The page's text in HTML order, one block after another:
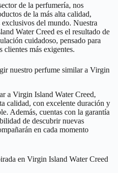
de la perfumería, nos
de la más alta calidad,
del mundo. Nuestra
Water Creed es el resultado de
cuidadoso, pensado para
clientes más exigentes.
nuestro perfume similar a Virgin
a Virgin Island Water Creed,
calidad, con excelente duración y
Además, cuentas con la garantía
de descubrir nuevas
en cada momento
en Virgin Island Water Creed